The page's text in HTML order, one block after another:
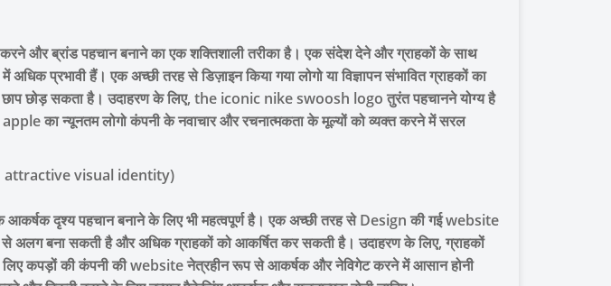
और ब्रांड पहचान बनाने का एक शक्तिशाली तरीका है। एक संदेश देने और ग्राहकों के साथ
प्रभावी हैं। एक अच्छी तरह से डिज़ाइन किया गया लोगो या विज्ञापन संभावित ग्राहकों का
छोड़ सकता है। उदाहरण के लिए, the iconic nike swoosh logo तुरंत पहचानने योग्य है
का न्यूनतम लोगो कंपनी के नवाचार और रचनात्मकता के मूल्यों को व्यक्त करने में सरल
attractive visual identity)
आकर्षक दृश्य पहचान बनाने के लिए भी महत्वपूर्ण है। एक अच्छी तरह से Design की गई website
से अलग बना सकती है और अधिक ग्राहकों को आकर्षित कर सकती है। उदाहरण के लिए, ग्राहकों
लिए कपड़ों की कंपनी की website नेत्रहीन रूप से आकर्षक और नेविगेट करने में आसान होनी